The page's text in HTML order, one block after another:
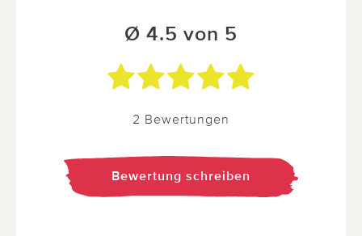
Ø 4.5 von 5
2 Bewertungen
Bewertung schreiben